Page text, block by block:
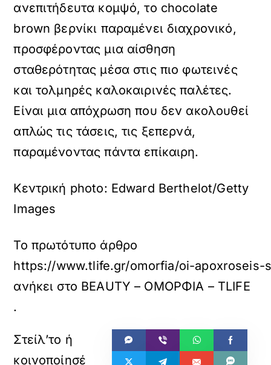
ανεπιτήδευτα κομψό, το chocolate
brown βερνίκι παραμένει διαχρονικό,
προσφέροντας μια αίσθηση
σταθερότητας μέσα στις πιο φωτεινές
και τολμηρές καλοκαιρινές παλέτες.
Είναι μια απόχρωση που δεν ακολουθεί
απλώς τις τάσεις, τις ξεπερνά,
παραμένοντας πάντα επίκαιρη.
Κεντρική photo: Edward Berthelot/Getty
Images
Το πρωτότυπο άρθρο
https://www.tlife.gr/omorfia/oi-
ανήκει στο BEAUTY – ΟΜΟΡΦΙΑ – TLIFE
.